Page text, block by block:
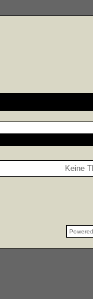
Keine